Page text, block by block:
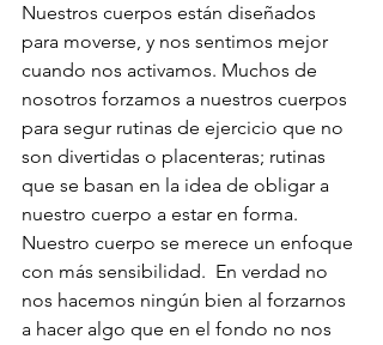
Nuestros cuerpos están diseñados
para moverse, y nos sentimos mejor
cuando nos activamos. Muchos de
nosotros forzamos a nuestros cuerpos
para segur rutinas de ejercicio que no
son divertidas o placenteras; rutinas
que se basan en la idea de obligar a
nuestro cuerpo a estar en forma.
Nuestro cuerpo se merece un enfoque
con más sensibilidad.  En verdad no
nos hacemos ningún bien al forzarnos
a hacer algo que en el fondo no nos